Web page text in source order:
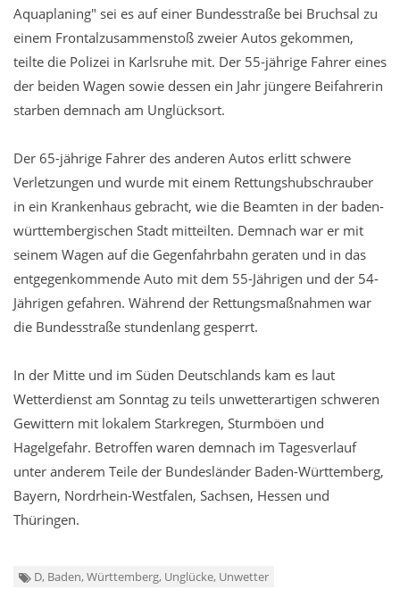
Aquaplaning" sei es auf einer Bundesstraße bei Bruchsal zu
einem Frontalzusammenstoß zweier Autos gekommen,
teilte die Polizei in Karlsruhe mit. Der 55-jährige Fahrer eines
der beiden Wagen sowie dessen ein Jahr jüngere Beifahrerin
starben demnach am Unglücksort.
Der 65-jährige Fahrer des anderen Autos erlitt schwere
Verletzungen und wurde mit einem Rettungshubschrauber
in ein Krankenhaus gebracht, wie die Beamten in der baden-
württembergischen Stadt mitteilten. Demnach war er mit
seinem Wagen auf die Gegenfahrbahn geraten und in das
entgegenkommende Auto mit dem 55-Jährigen und der 54-
Jährigen gefahren. Während der Rettungsmaßnahmen war
die Bundesstraße stundenlang gesperrt.
In der Mitte und im Süden Deutschlands kam es laut
Wetterdienst am Sonntag zu teils unwetterartigen schweren
Gewittern mit lokalem Starkregen, Sturmböen und
Hagelgefahr. Betroffen waren demnach im Tagesverlauf
unter anderem Teile der Bundesländer Baden-Württemberg,
Bayern, Nordrhein-Westfalen, Sachsen, Hessen und
Thüringen.
D, Baden, Württemberg, Unglücke, Unwetter